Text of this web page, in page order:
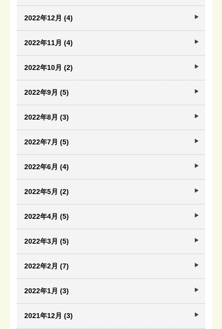
2022年12月 (4)
2022年11月 (4)
2022年10月 (2)
2022年9月 (5)
2022年8月 (3)
2022年7月 (5)
2022年6月 (4)
2022年5月 (2)
2022年4月 (5)
2022年3月 (5)
2022年2月 (7)
2022年1月 (3)
2021年12月 (3)